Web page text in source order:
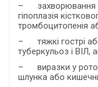
– захворювання
гіпоплазія
тромбоцитопенія
– тяжкі гострі або
туберкульоз і ВІЛ,
– виразки у
шлунка або